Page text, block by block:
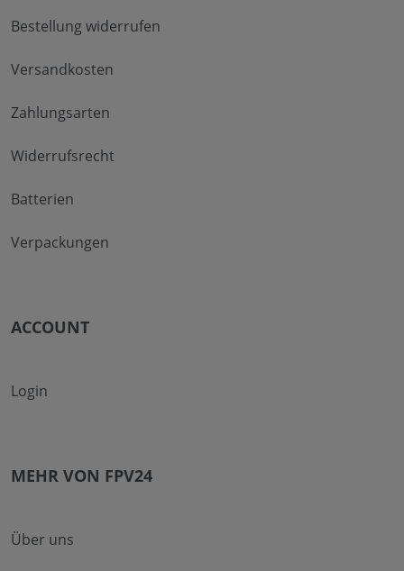
Bestellung widerrufen
Versandkosten
Zahlungsarten
Widerrufsrecht
Batterien
Verpackungen
ACCOUNT
Login
MEHR VON FPV24
Über uns